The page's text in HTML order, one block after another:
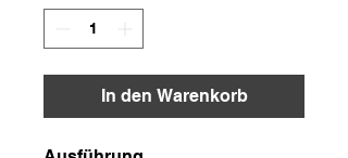
In den Warenkorb